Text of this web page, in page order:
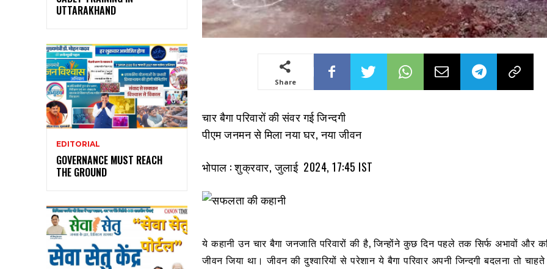
UTTARAKHAND
EDITORIAL
GOVERNANCE MUST REACH
THE GROUND
Share
चार बैगा परिवारों की संवर गई जिन्दगी
पीएम जनमन से मिला नया घर, नया जीवन
भोपाल : शुक्रवार, जुलाई 2024, 17:45 IST
ये कहानी उन चार बैगा जनजाति परिवारों की है, जिन्होंने कुछ दिन पहले तक सिर्फ अभावों और
जीवन जिया था। जीवन की दुश्वारियों से परेशान ये बैगा परिवार अपनी जिन्दगी बदलना तो